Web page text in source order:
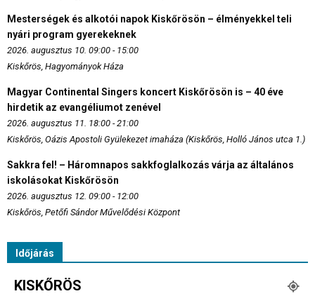
Mesterségek és alkotói napok Kiskőrösön – élményekkel teli
nyári program gyerekeknek
2026. augusztus 10. 09:00 - 15:00
Kiskőrös, Hagyományok Háza
Magyar Continental Singers koncert Kiskőrösön is – 40 éve
hirdetik az evangéliumot zenével
2026. augusztus 11. 18:00 - 21:00
Kiskőrös, Oázis Apostoli Gyülekezet imaháza (Kiskőrös, Holló János utca 1.)
Sakkra fel! – Háromnapos sakkfoglalkozás várja az általános
iskolásokat Kiskőrösön
2026. augusztus 12. 09:00 - 12:00
Kiskőrös, Petőfi Sándor Művelődési Központ
Időjárás
KISKŐRÖS